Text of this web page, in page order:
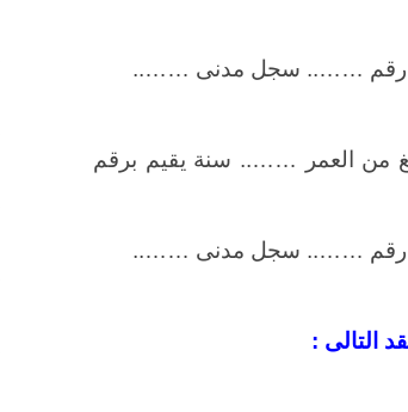
رقم …….. سجل مدنى ……..
من العمر …….. سنة يقيم برقم
رقم …….. سجل مدنى ……..
التالى :